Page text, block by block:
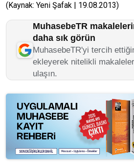
(Kaynak: Yeni Şafak | 19.08.2013)
MuhasebeTR
daha sık görün
MuhasebeTR'yi tercih
ekleyerek nitelikli
ulaşın.